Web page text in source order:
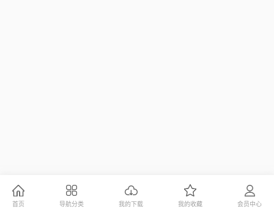
首页 导航分类 我的下载 我的收藏 会员中心